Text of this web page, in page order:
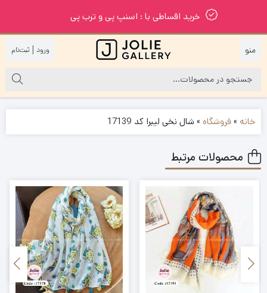
خرید اقساطی با : اسنپ پی و ترب پی
|
خانه »فروشگاه »شال نخی لیبرا کد 17139
محصولات مرتبط